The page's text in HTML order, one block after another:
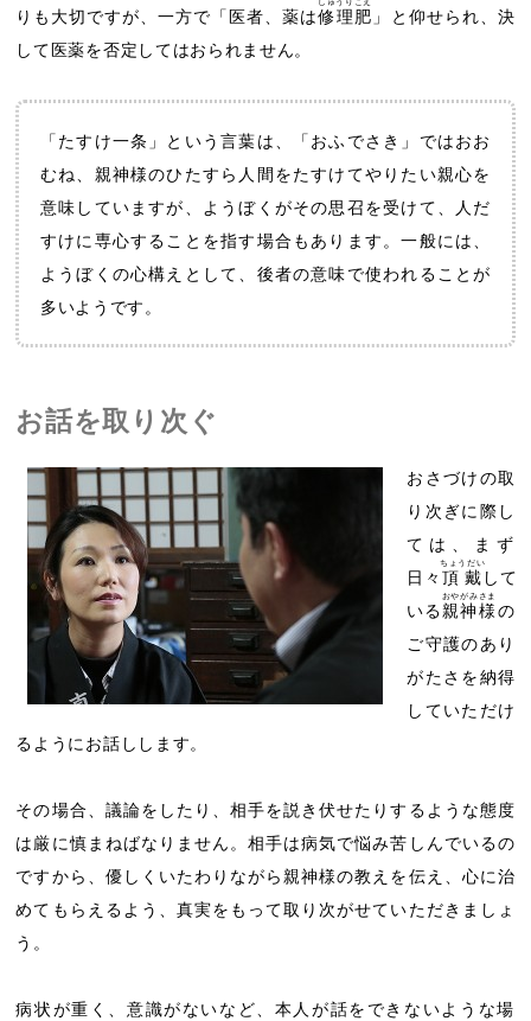
りも大切ですが、一方で「医者、薬は修理肥
しゅうりこえ
」と仰せられ、決
して医薬を否定してはおられません。
「たすけ一条」という言葉は、「おふでさき」ではおお
むね、親神様のひたすら人間をたすけてやりたい親心を
意味していますが、ようぼくがその思召を受けて、人だ
すけに専心することを指す場合もあります。一般には、
ようぼくの心構えとして、後者の意味で使われることが
多いようです。
お話を取り次ぐ
おさづけの取
り次ぎに際し
ては、まず
日々 頂戴
ちょうだい
して
いる親神様
おやがみさま
の
ご守護のあり
がたさを納得
していただけ
るようにお話しします。
その場合、議論をしたり、相手を説き伏せたりするような態度
は厳に慎まねばなりません。相手は病気で悩み苦しんでいるの
ですから、優しくいたわりながら親神様の教えを伝え、心に治
めてもらえるよう、真実をもって取り次がせていただきましょ
う。
病状が重く、意識がないなど、本人が話をできないような場